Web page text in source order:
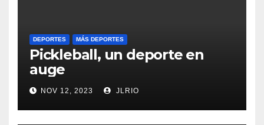
DEPORTES MÁS DEPORTES
Pickleball, un deporte en
auge
NOV 12, 2023 JLRIO